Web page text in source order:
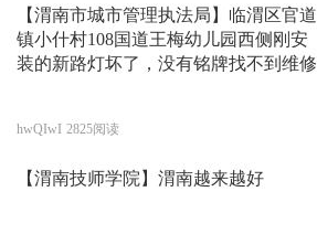
【渭南市城市管理执法局】临渭区官道
镇小什村108国道王梅幼儿园西侧刚安
装的新路灯坏了，没有铭牌找不到维修
hwQIwI 2825阅读
【渭南技师学院】渭南越来越好